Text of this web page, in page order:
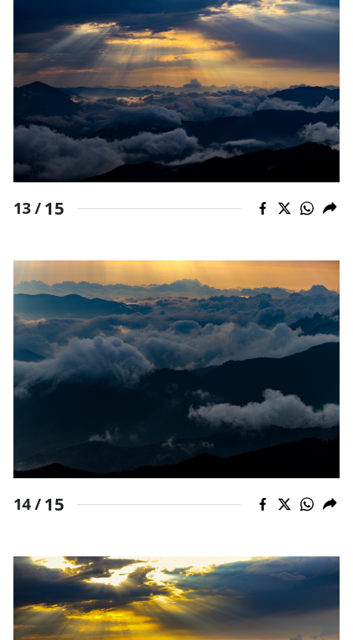
13 /15
14 /15